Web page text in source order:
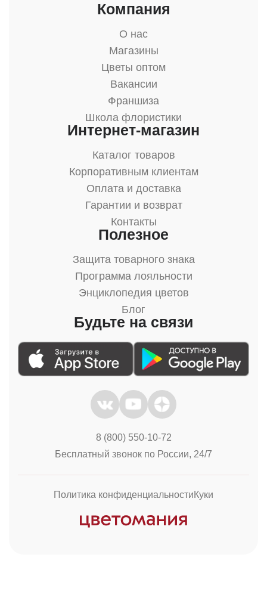
Компания
О нас
Магазины
Цветы оптом
Вакансии
Франшиза
Школа флористики
Интернет-магазин
Каталог товаров
Корпоративным клиентам
Оплата и доставка
Гарантии и возврат
Контакты
Полезное
Защита товарного знака
Программа лояльности
Энциклопедия цветов
Блог
Будьте на связи
8 (800) 550-10-72
Бесплатный звонок по России, 24/7
Политика конфиденциальностиКуки